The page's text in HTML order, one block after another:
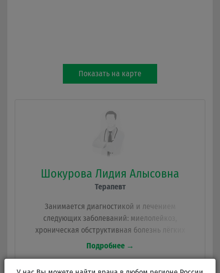
Шокурова Лидия Алысовна
Терапевт
Занимается диагностикой и лечением
следующих заболеваний: миелолейкоз,
хроническая обструктивная болезнь лёгких
(ХОБЛ), вызовы на дом, гематурия, гемофилия,
неврологические заболевания, ожирение,
Подробнее →
Показать на карте